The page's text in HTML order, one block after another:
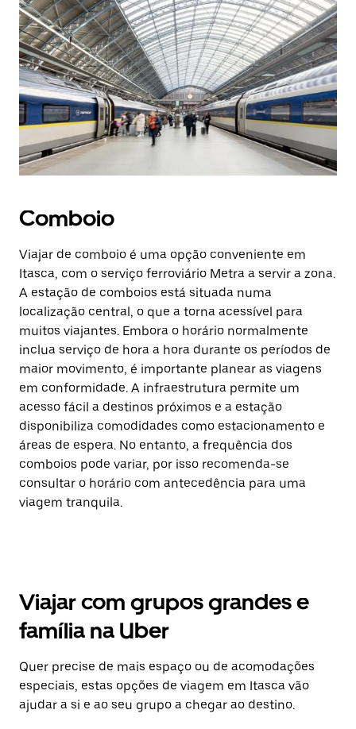
Comboio
Viajar de comboio é uma opção conveniente em
Itasca, com o serviço ferroviário Metra a servir a zona.
A estação de comboios está situada numa
localização central, o que a torna acessível para
muitos viajantes. Embora o horário normalmente
inclua serviço de hora a hora durante os períodos de
maior movimento, é importante planear as viagens
em conformidade. A infraestrutura permite um
acesso fácil a destinos próximos e a estação
disponibiliza comodidades como estacionamento e
áreas de espera. No entanto, a frequência dos
comboios pode variar, por isso recomenda-se
consultar o horário com antecedência para uma
viagem tranquila.
Viajar com grupos grandes e
família na Uber
Quer precise de mais espaço ou de acomodações
especiais, estas opções de viagem em Itasca vão
ajudar a si e ao seu grupo a chegar ao destino.